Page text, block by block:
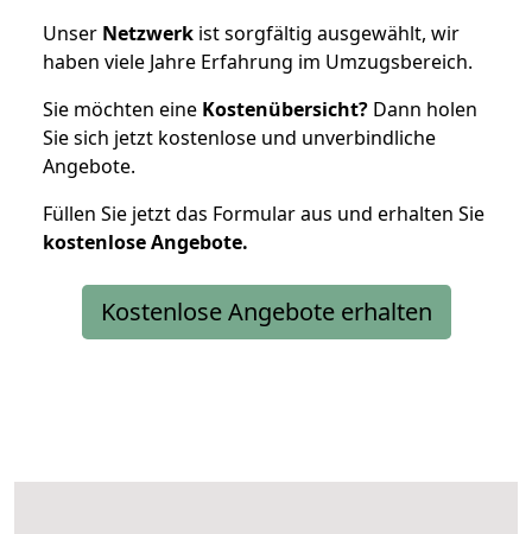
Unser Netzwerk ist sorgfältig ausgewählt, wir
haben viele Jahre Erfahrung im Umzugsbereich.
Sie möchten eine Kostenübersicht? Dann holen
Sie sich jetzt kostenlose und unverbindliche
Angebote.
Füllen Sie jetzt das Formular aus und erhalten Sie
kostenloseAngebote.
Kostenlose Angebote erhalten